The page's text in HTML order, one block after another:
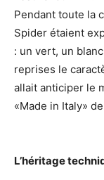
Pendant toute la
Spider étaient
: un vert, un
reprises le
allait anticiper le
«Made in Italy»
L’héritage